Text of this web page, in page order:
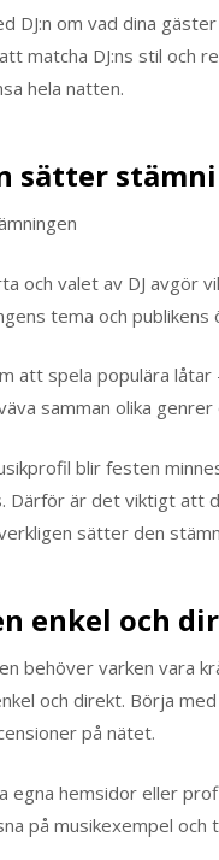
DJ:n om vad dina
matcha DJ:ns stil
hela natten.
sätter
och valet av DJ avgör
tema och
att spela populära
samman olika genrer
blir festen
Därför är det viktigt att
sätter den
enkel och
behöver varken vara
och direkt. Börja
på nätet.
egna hemsidor eller
på musikexempel